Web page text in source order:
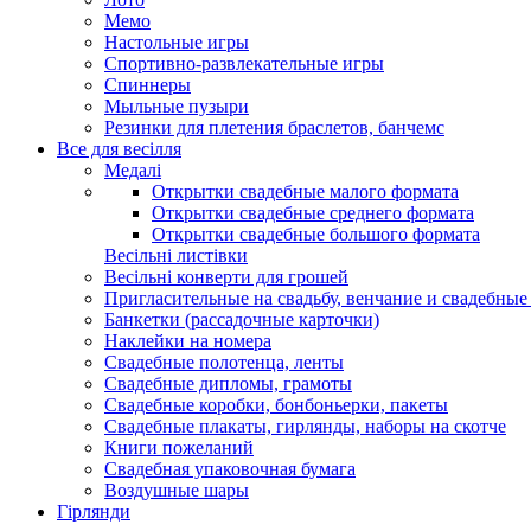
Мемо
Настольные игры
Спортивно-развлекательные игры
Спиннеры
Мыльные пузыри
Резинки для плетения браслетов, банчемс
Все для весілля
Медалі
Открытки свадебные малого формата
Открытки свадебные среднего формата
Открытки свадебные большого формата
Весільні листівки
Весільні конверти для грошей
Пригласительные на свадьбу, венчание и
Банкетки (рассадочные карточки)
Наклейки на номера
Свадебные полотенца, ленты
Свадебные дипломы, грамоты
Свадебные коробки, бонбоньерки, пакеты
Свадебные плакаты, гирлянды, наборы на скотче
Книги пожеланий
Свадебная упаковочная бумага
Воздушные шары
Гірлянди